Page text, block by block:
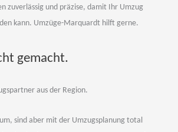
zuverlässig und präzise, damit Ihr Umzug
kann. Umzüge-Marquardt hilft gerne.
gemacht.
aus der Region.
sind aber mit der Umzugsplanung total